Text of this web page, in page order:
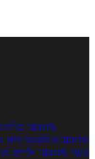
מתכוני
מתכונים לטבעוניים
בשר מתכוני ילדים